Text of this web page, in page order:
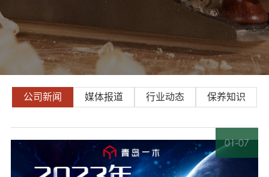
公司新闻 媒体报道 行业动态 保养知识
01-07